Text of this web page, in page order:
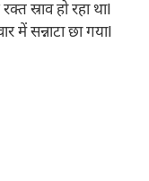
स्राव हो रहा थाI
में सन्नाटा छा गयाI